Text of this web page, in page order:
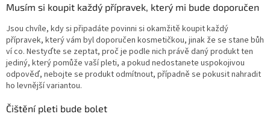
Musím si koupit každý přípravek, který mi bude doporučen
Jsou chvíle, kdy si připadáte povinni si okamžitě koupit každý
přípravek, který vám byl doporučen kosmetičkou, jinak že se stane bůh
ví co. Nestyďte se zeptat, proč je podle nich právě daný produkt ten
jediný, který pomůže vaší pleti, a pokud nedostanete uspokojivou
odpověď, nebojte se produkt odmítnout, případně se pokusit nahradit
ho levnější variantou.
Čištění pleti bude bolet